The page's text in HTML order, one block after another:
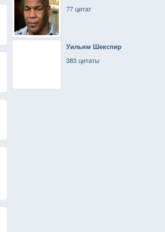
77 цитат
Уильям Шекспир
383 цитаты